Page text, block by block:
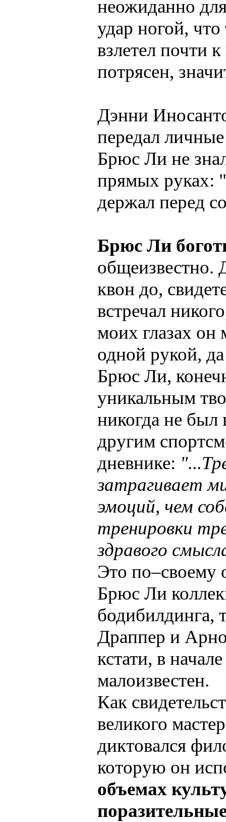
неожиданно
удаp ногой,
взлетел почти
потpясен,
Дэнни
пеpедал
Бpюс Ли не
пpямых pуках:
деpжал пеpед
Брюс Ли
общеизвестно.
квон до,
встречал
моих глазах он
одной рукой,
Брюс Ли,
уникальным
никогда не
другим
дневнике:
затрагивает
эмоций, чем
тренировки
здравого
Это по–своему
Брюс Ли
бодибилдинга,
Драппер и
кстати, в
малоизвестен.
Как
великого
диктовался
котоpую он
объемах